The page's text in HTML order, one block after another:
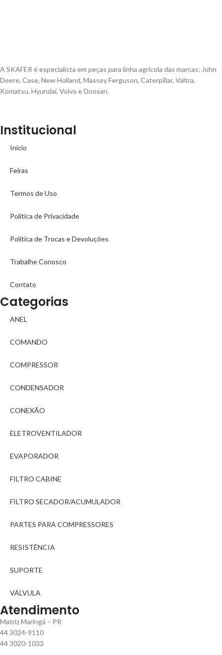
A SKAFER é especialista em peças para linha agrícola das marcas: John
Deere, Case, New Holland, Massey Ferguson, Caterpillar, Valtra,
Komatsu, Hyundai, Volvo e Doosan.
Institucional
Início
Feiras
Termos de Uso
Política de Privacidade
Política de Trocas e Devoluções
Trabalhe Conosco
Contato
Categorias
ANEL
COMANDO
COMPRESSOR
CONDENSADOR
CONEXÃO
ELETROVENTILADOR
EVAPORADOR
FILTRO CABINE
FILTRO SECADOR/ACUMULADOR
PARTES PARA COMPRESSORES
RESISTÊNCIA
SUPORTE
VÁLVULA
Atendimento
Matriz Maringá – PR
44 3024-9110
44 3020-1033